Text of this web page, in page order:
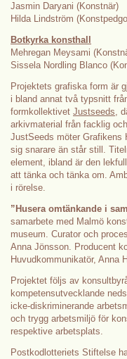
Jasmin Daryani (Konstnär)
Hilda Lindström
Botkyrka konsthall
Mehregan Meysami
Sissela Nordling Blanco
Projektets grafiska form är
i bland annat två typsnitt
formkollektivet Justseeds,
arkivmaterial från facklig
JustSeeds möter Grafikens
sig snarare än står still.
element, ibland är den
att tänka och tänka om.
i rörelse.
”Husera omtänkande i
samarbete med Malmö
museum. Curator och
Anna Jönsson. Producent
Huvudkommunikatör, Anna
Projektet följs av
kompetensutvecklande
icke-diskriminerande
och trygg arbetsmiljö för
respektive arbetsplats.
Postkodlotteriets Stiftelse